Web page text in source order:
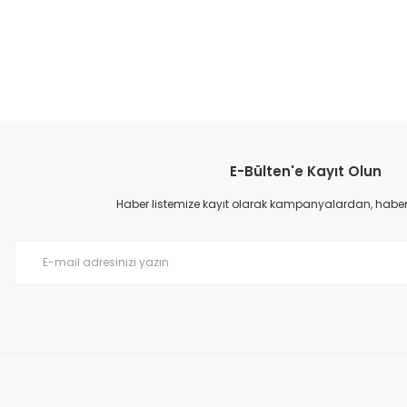
Ürün resmi kalitesiz, bozuk veya görüntülenemiyor.
Ürün açıklamasında eksik bilgiler bulunuyor.
E-Bülten'e Kayıt Olun
Haber listemize kayıt olarak kampanyalardan,